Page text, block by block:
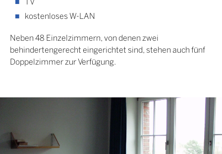
konzentrieren.
kostenloses W-LAN
Neben 48 Einzelzimmern, von denen zwei
behindertengerecht eingerichtet sind, stehen auch fünf
Doppelzimmer zur Verfügung.